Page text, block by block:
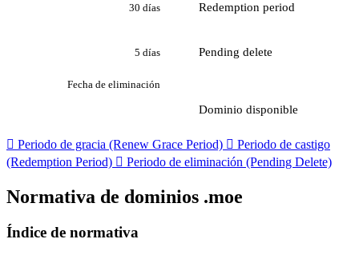
30 días Redemption period
5 días Pending delete
Fecha de eliminación
Dominio disponible
 Periodo de gracia (Renew Grace Period)  Periodo de castigo
(Redemption Period)  Periodo de eliminación (Pending Delete)
Normativa de dominios .moe
Índice de normativa